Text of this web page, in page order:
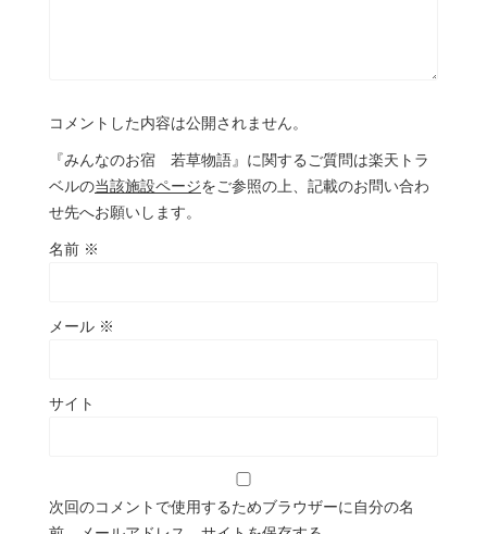
コメントした内容は公開されません。
『みんなのお宿 若草物語』に関するご質問は楽天トラ
ベルの当該施設ページをご参照の上、記載のお問い合わ
せ先へお願いします。
名前 ※
メール ※
サイト
次回のコメントで使用するためブラウザーに自分の名